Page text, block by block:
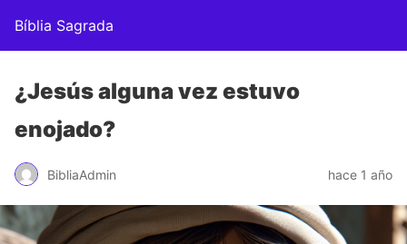
Bíblia Sagrada
¿Jesús alguna vez estuvo
enojado?
BibliaAdmin hace 1 año